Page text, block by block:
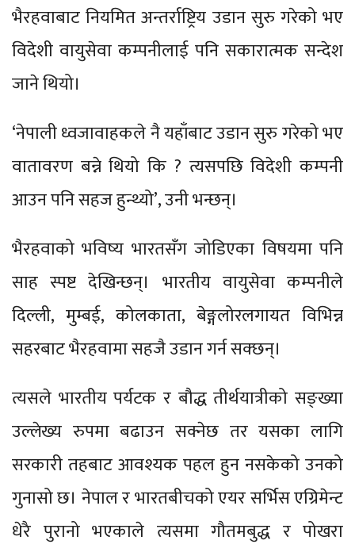
भैरहवाबाट नियमित अन्तर्राष्ट्रिय उडान सुरु गरेको भए
विदेशी वायुसेवा कम्पनीलाई पनि सकारात्मक सन्देश
जाने थियो।
‘नेपाली ध्वजावाहकले नै यहाँबाट उडान सुरु गरेको भए
वातावरण बन्ने थियो कि ? त्यसपछि विदेशी कम्पनी
आउन पनि सहज हुन्थ्यो’, उनी भन्छन्।
भैरहवाको भविष्य भारतसँग जोडिएका विषयमा पनि
साह स्पष्ट देखिन्छन्। भारतीय वायुसेवा कम्पनीले
दिल्ली, मुम्बई, कोलकाता, बेङ्गलोरलगायत विभिन्न
सहरबाट भैरहवामा सहजै उडान गर्न सक्छन्।
त्यसले भारतीय पर्यटक र बौद्ध तीर्थयात्रीको सङ्ख्या
उल्लेख्य रुपमा बढाउन सक्नेछ तर यसका लागि
सरकारी तहबाट आवश्यक पहल हुन नसकेको उनको
गुनासो छ। नेपाल र भारतबीचको एयर सर्भिस एग्रिमेन्ट
धेरै पुरानो भएकाले त्यसमा गौतमबुद्ध र पोखरा